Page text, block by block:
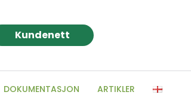
Kundenett
DOKUMENTASJON ARTIKLER